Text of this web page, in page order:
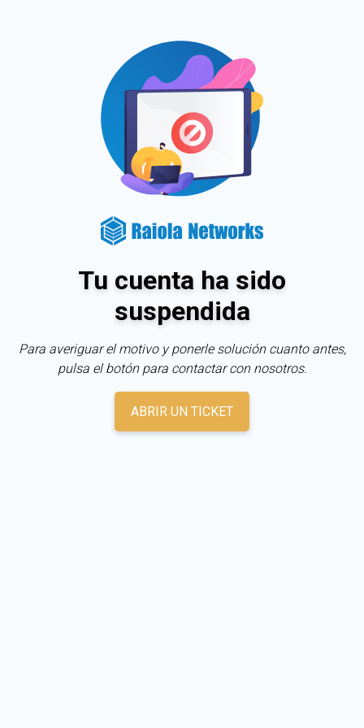
Tu cuenta ha sido
suspendida
Para averiguar el motivo y ponerle solución cuanto antes,
pulsa el botón para contactar con nosotros.
ABRIR UN TICKET